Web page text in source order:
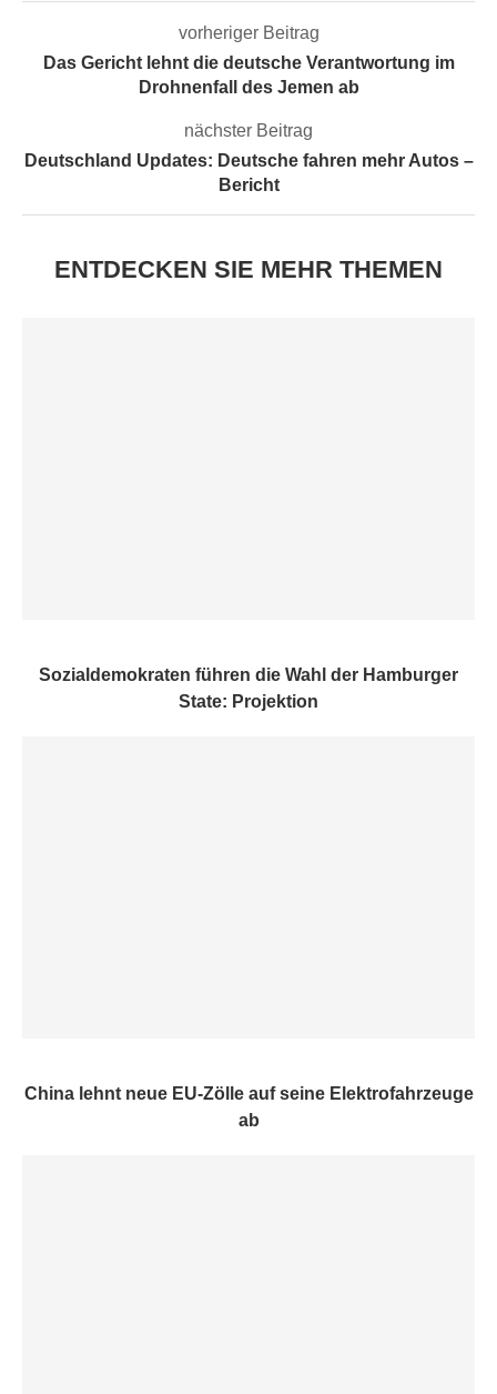
vorheriger Beitrag
Das Gericht lehnt die deutsche Verantwortung im
Drohnenfall des Jemen ab
nächster Beitrag
Deutschland Updates: Deutsche fahren mehr Autos –
Bericht
ENTDECKEN SIE MEHR THEMEN
Sozialdemokraten führen die Wahl der Hamburger
State: Projektion
China lehnt neue EU-Zölle auf seine Elektrofahrzeuge
ab